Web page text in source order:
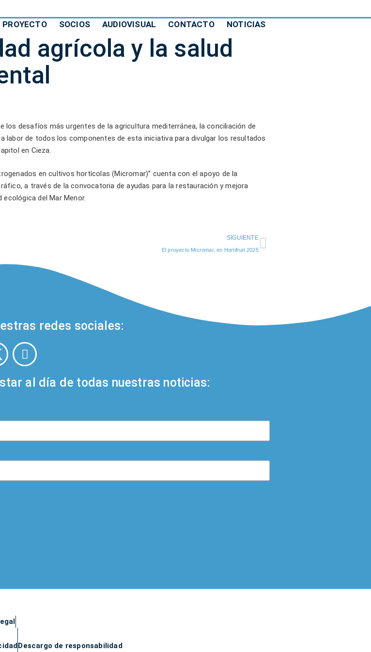
PROYECTO SOCIOS AUDIOVISUAL CONTACTO NOTICIAS
agrícola y la salud
desafíos más urgentes de la agricultura mediterránea, la conciliación de
de todos los componentes de esta iniciativa para divulgar los resultados
en Cieza.
en cultivos hortícolas (Micromar)” cuenta con el apoyo de la
a través de la convocatoria de ayudas para la restauración y mejora
ecológica del Mar Menor.
SIGUIENTE
El proyecto Micromar, en Hortifruit 2025
redes sociales:
al día de todas nuestras noticias:
Descargo de responsabilidad